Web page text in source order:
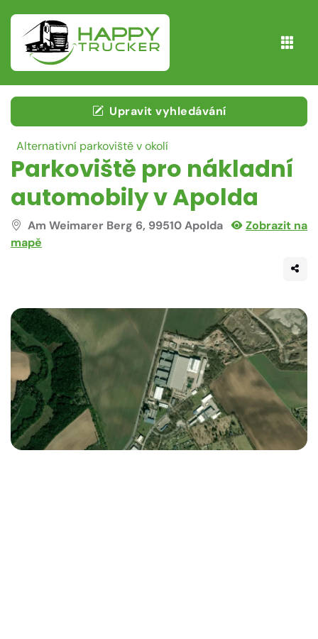
Upravit vyhledávání
Alternativní parkoviště v okolí
Parkoviště pro nákladní
automobily v Apolda
Am Weimarer Berg 6, 99510 Apolda
Zobrazit na
mapě